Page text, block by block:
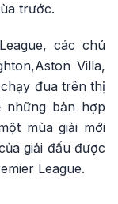
trước.
các chú
Villa,
đua trên thị
những bản hợp
mùa giải mới
giải đấu được
League.